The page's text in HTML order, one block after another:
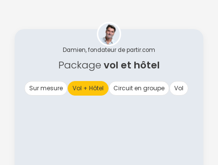
Damien, fondateur de partir.com
Package vol et hôtel
Sur mesure Vol + Hôtel Circuit en groupe Vol